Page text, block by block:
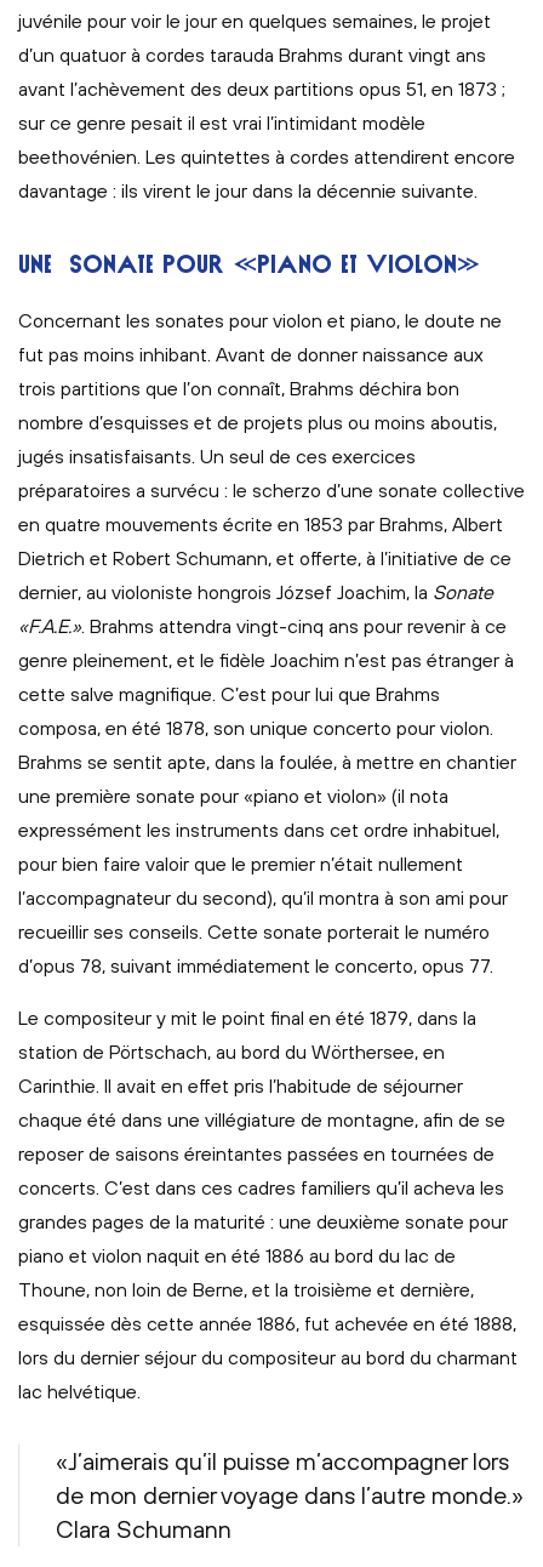
juvénile pour voir le jour en quelques semaines, le projet
d’un quatuor à cordes tarauda Brahms durant vingt ans
avant l’achèvement des deux partitions opus 51, en 1873 ;
sur ce genre pesait il est vrai l’intimidant modèle
beethovénien. Les quintettes à cordes attendirent encore
davantage : ils virent le jour dans la décennie suivante.
UNE SONATE POUR «PIANO ET VIOLON»
Concernant les sonates pour violon et piano, le doute ne
fut pas moins inhibant. Avant de donner naissance aux
trois partitions que l’on connaît, Brahms déchira bon
nombre d’esquisses et de projets plus ou moins aboutis,
jugés insatisfaisants. Un seul de ces exercices
préparatoires a survécu : le scherzo d’une sonate collective
en quatre mouvements écrite en 1853 par Brahms, Albert
Dietrich et Robert Schumann, et offerte, à l’initiative de ce
dernier, au violoniste hongrois József Joachim, la Sonate
«F.A.E.» . Brahms attendra vingt-cinq ans pour revenir à ce
genre pleinement, et le fidèle Joachim n’est pas étranger à
cette salve magnifique. C’est pour lui que Brahms
composa, en été 1878, son unique concerto pour violon.
Brahms se sentit apte, dans la foulée, à mettre en chantier
une première sonate pour «piano et violon» (il nota
expressément les instruments dans cet ordre inhabituel,
pour bien faire valoir que le premier n’était nullement
l’accompagnateur du second), qu’il montra à son ami pour
recueillir ses conseils. Cette sonate porterait le numéro
d’opus 78, suivant immédiatement le concerto, opus 77.
Le compositeur y mit le point final en été 1879, dans la
station de Pörtschach, au bord du Wörthersee, en
Carinthie. Il avait en effet pris l’habitude de séjourner
chaque été dans une villégiature de montagne, afin de se
reposer de saisons éreintantes passées en tournées de
concerts. C’est dans ces cadres familiers qu’il acheva les
grandes pages de la maturité : une deuxième sonate pour
piano et violon naquit en été 1886 au bord du lac de
Thoune, non loin de Berne, et la troisième et dernière,
esquissée dès cette année 1886, fut achevée en été 1888,
lors du dernier séjour du compositeur au bord du charmant
lac helvétique.
«J’aimerais qu’il puisse m’accompagner lors
de mon dernier voyage dans l’autre monde.»
Clara Schumann